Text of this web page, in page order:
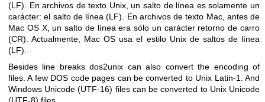
(LF). En archivos de texto Unix, un salto de línea es solamente un
carácter: el salto de línea (LF). En archivos de texto Mac, antes de
Mac OS X, un salto de línea era sólo un carácter retorno de carro
(CR). Actualmente, Mac OS usa el estilo Unix de saltos de línea
(LF).
Besides line breaks dos2unix can also convert the encoding of
files. A few DOS code pages can be converted to Unix Latin-1. And
Windows Unicode (UTF-16) files can be converted to Unix Unicode
(UTF-8) files.